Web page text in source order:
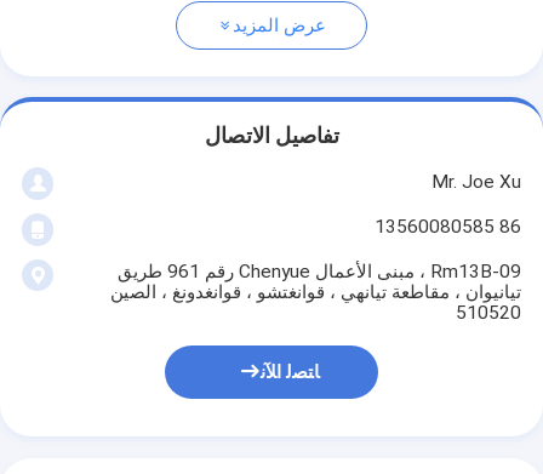
عرض المزيد
تفاصيل الاتصال
Mr. Joe Xu
86 13560080585
Rm13B-09 ، مبنى الأعمال Chenyue رقم 961 طريق
تيانيوان ، مقاطعة تيانهي ، قوانغتشو ، قوانغدونغ ، الصين
510520
ﺎﺘﺼﻟ ﺍﻶﻧ